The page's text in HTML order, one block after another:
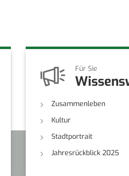
Für Sie
Zusammenleben
Kultur
Stadtportrait
Jahresrückblick 2025